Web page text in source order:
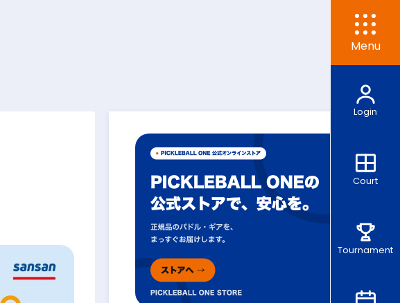
Menu
Login
Court
Tournament